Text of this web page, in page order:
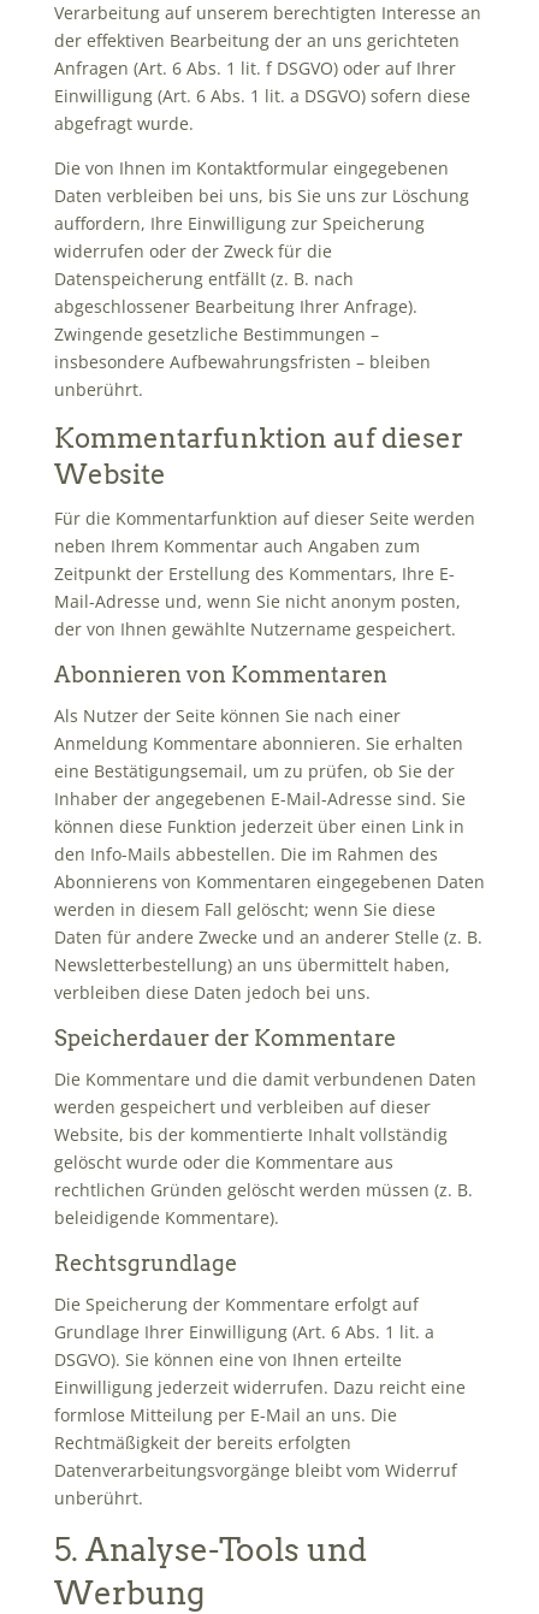
Verarbeitung auf unserem berechtigten Interesse an
der effektiven Bearbeitung der an uns gerichteten
Anfragen (Art. 6 Abs. 1 lit. f DSGVO) oder auf Ihrer
Einwilligung (Art. 6 Abs. 1 lit. a DSGVO) sofern diese
abgefragt wurde.
Die von Ihnen im Kontaktformular eingegebenen
Daten verbleiben bei uns, bis Sie uns zur Löschung
auffordern, Ihre Einwilligung zur Speicherung
widerrufen oder der Zweck für die
Datenspeicherung entfällt (z. B. nach
abgeschlossener Bearbeitung Ihrer Anfrage).
Zwingende gesetzliche Bestimmungen –
insbesondere Aufbewahrungsfristen – bleiben
unberührt.
Kommentar­funktion auf dieser
Website
Für die Kommentarfunktion auf dieser Seite werden
neben Ihrem Kommentar auch Angaben zum
Zeitpunkt der Erstellung des Kommentars, Ihre E-
Mail-Adresse und, wenn Sie nicht anonym posten,
der von Ihnen gewählte Nutzername gespeichert.
Abonnieren von Kommentaren
Als Nutzer der Seite können Sie nach einer
Anmeldung Kommentare abonnieren. Sie erhalten
eine Bestätigungsemail, um zu prüfen, ob Sie der
Inhaber der angegebenen E-Mail-Adresse sind. Sie
können diese Funktion jederzeit über einen Link in
den Info-Mails abbestellen. Die im Rahmen des
Abonnierens von Kommentaren eingegebenen Daten
werden in diesem Fall gelöscht; wenn Sie diese
Daten für andere Zwecke und an anderer Stelle (z. B.
Newsletterbestellung) an uns übermittelt haben,
verbleiben diese Daten jedoch bei uns.
Speicherdauer der Kommentare
Die Kommentare und die damit verbundenen Daten
werden gespeichert und verbleiben auf dieser
Website, bis der kommentierte Inhalt vollständig
gelöscht wurde oder die Kommentare aus
rechtlichen Gründen gelöscht werden müssen (z. B.
beleidigende Kommentare).
Rechtsgrundlage
Die Speicherung der Kommentare erfolgt auf
Grundlage Ihrer Einwilligung (Art. 6 Abs. 1 lit. a
DSGVO). Sie können eine von Ihnen erteilte
Einwilligung jederzeit widerrufen. Dazu reicht eine
formlose Mitteilung per E-Mail an uns. Die
Rechtmäßigkeit der bereits erfolgten
Datenverarbeitungsvorgänge bleibt vom Widerruf
unberührt.
5. Analyse-Tools und
Werbung